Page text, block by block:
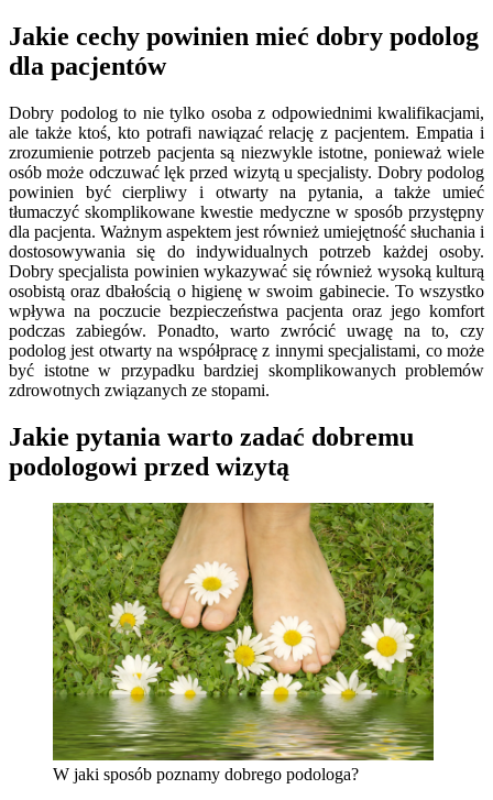
Jakie cechy powinien mieć dobry podolog
dla pacjentów
Dobry podolog to nie tylko osoba z odpowiednimi kwalifikacjami,
ale także ktoś, kto potrafi nawiązać relację z pacjentem. Empatia i
zrozumienie potrzeb pacjenta są niezwykle istotne, ponieważ wiele
osób może odczuwać lęk przed wizytą u specjalisty. Dobry podolog
powinien być cierpliwy i otwarty na pytania, a także umieć
tłumaczyć skomplikowane kwestie medyczne w sposób przystępny
dla pacjenta. Ważnym aspektem jest również umiejętność słuchania i
dostosowywania się do indywidualnych potrzeb każdej osoby.
Dobry specjalista powinien wykazywać się również wysoką kulturą
osobistą oraz dbałością o higienę w swoim gabinecie. To wszystko
wpływa na poczucie bezpieczeństwa pacjenta oraz jego komfort
podczas zabiegów. Ponadto, warto zwrócić uwagę na to, czy
podolog jest otwarty na współpracę z innymi specjalistami, co może
być istotne w przypadku bardziej skomplikowanych problemów
zdrowotnych związanych ze stopami.
Jakie pytania warto zadać dobremu
podologowi przed wizytą
W jaki sposób poznamy dobrego podologa?